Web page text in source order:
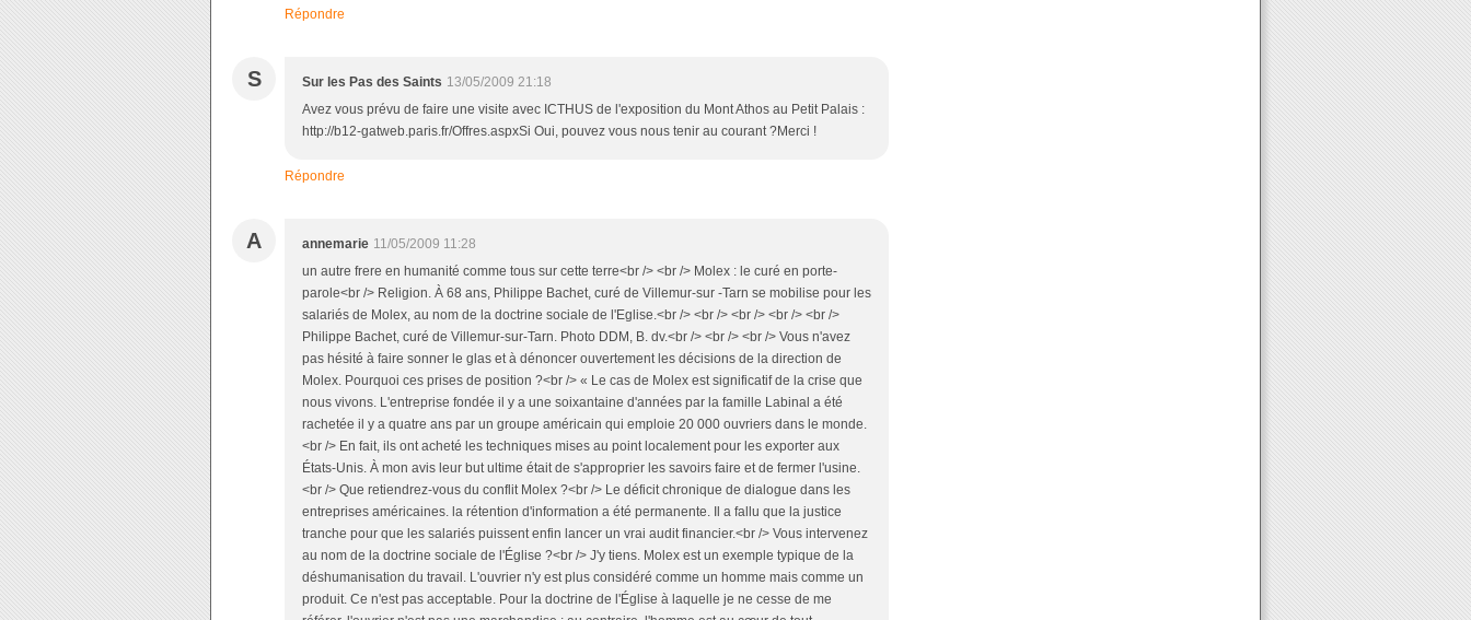
Répondre
S Sur les Pas des Saints 13/05/2009 21:18
Avez vous prévu de faire une visite avec ICTHUS de l'exposition du Mont Athos au Petit Palais :
http://b12-gatweb.paris.fr/Offres.aspxSi Oui, pouvez vous nous tenir au courant ?Merci !
Répondre
A annemarie 11/05/2009 11:28
un autre frere en humanité comme tous sur cette terre<br /> <br /> Molex : le curé en porte-
parole<br /> Religion. À 68 ans, Philippe Bachet, curé de Villemur-sur -Tarn se mobilise pour les
salariés de Molex, au nom de la doctrine sociale de l'Eglise.<br /> <br /> <br /> <br /> <br />
Philippe Bachet, curé de Villemur-sur-Tarn. Photo DDM, B. dv.<br /> <br /> <br /> Vous n'avez
pas hésité à faire sonner le glas et à dénoncer ouvertement les décisions de la direction de
Molex. Pourquoi ces prises de position ?<br /> « Le cas de Molex est significatif de la crise que
nous vivons. L'entreprise fondée il y a une soixantaine d'années par la famille Labinal a été
rachetée il y a quatre ans par un groupe américain qui emploie 20 000 ouvriers dans le monde.
<br /> En fait, ils ont acheté les techniques mises au point localement pour les exporter aux
États-Unis. À mon avis leur but ultime était de s'approprier les savoirs faire et de fermer l'usine.
<br /> Que retiendrez-vous du conflit Molex ?<br /> Le déficit chronique de dialogue dans les
entreprises américaines. la rétention d'information a été permanente. Il a fallu que la justice
tranche pour que les salariés puissent enfin lancer un vrai audit financier.<br /> Vous intervenez
au nom de la doctrine sociale de l'Église ?<br /> J'y tiens. Molex est un exemple typique de la
déshumanisation du travail. L'ouvrier n'y est plus considéré comme un homme mais comme un
produit. Ce n'est pas acceptable. Pour la doctrine de l'Église à laquelle je ne cesse de me